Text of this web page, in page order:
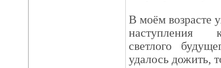
В моём возрасте
наступления
светлого
удалось дожить,